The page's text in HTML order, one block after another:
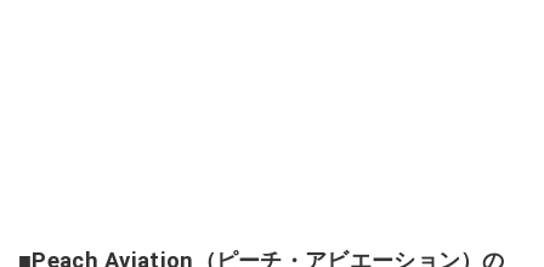
■Peach Aviation（ピーチ・アビエーション）の